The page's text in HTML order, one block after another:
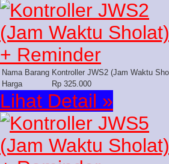
Nama Barang Kontroller JWS2 (Jam Waktu
Harga
Rp 325.000
Lihat Detail »